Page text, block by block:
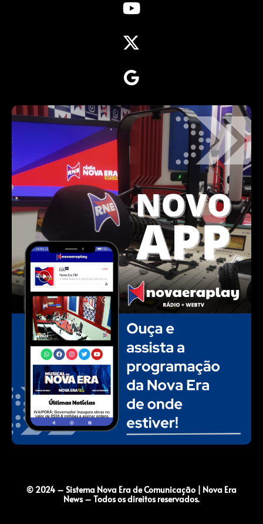
© 2024 – Sistema Nova Era de Comunicação | Nova Era
News – Todos os direitos reservados.